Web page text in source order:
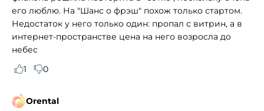
его люблю. На "Шанс о фрэш" похож только стартом.
Недостаток у него только один: пропал с витрин, а в
интернет-пространстве цена на него возросла до
небес
1
0
Orental